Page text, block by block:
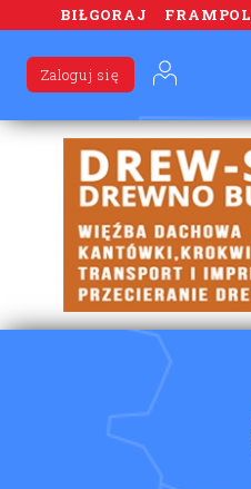
BIŁGORAJ FRAMPOL
Zaloguj się